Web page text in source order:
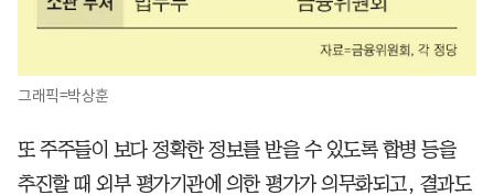
그래픽=박상훈
또 주주들이 보다 정확한 정보를 받을 수 있도록 합병 등을
추진할 때 외부 평가기관에 의한 평가가 의무화되고, 결과도